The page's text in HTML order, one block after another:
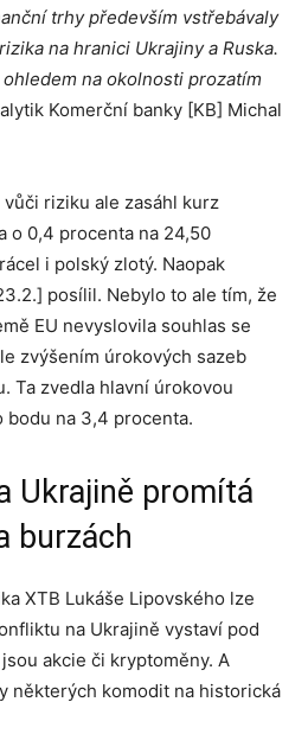
trhy především vstřebávaly
na hranici Ukrajiny a Ruska.
na okolnosti prozatím
Komerční banky [KB] Michal
riziku ale zasáhl kurz
o 0,4 procenta na 24,50
i polský zlotý. Naopak
posílil. Nebylo to ale tím, že
EU nevyslovila souhlas se
zvýšením úrokových sazeb
Ta zvedla hlavní úrokovou
bodu na 3,4 procenta.
Ukrajině promítá
burzách
XTB Lukáše Lipovského lze
na Ukrajině vystaví pod
akcie či kryptoměny. A
některých komodit na historická